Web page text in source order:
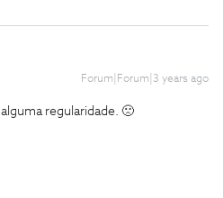
Forum|Forum|3 years ago
regularidade. 🙁